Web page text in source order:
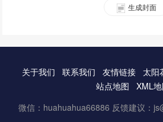
生成封面
关于我们 联系我们 友情链接 太阳
站点地图
XML
微信：huahuahua66886 反馈建议：